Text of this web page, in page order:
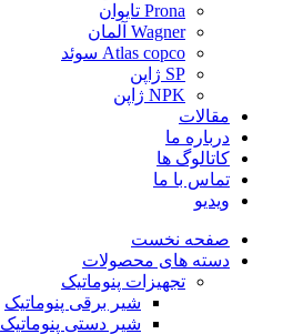
Prona تایوان
Wagner آلمان
Atlas copco سوئد
SP ژاپن
NPK ژاپن
مقالات
درباره ما
کاتالوگ ها
تماس با ما
ویدیو
صفحه نخست
دسته های محصولات
تجهیزات پنوماتیک
شیر برقی پنوماتیک
شیر دستی پنوماتیک